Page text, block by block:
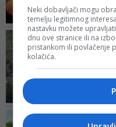
Neki dobavljači mogu
temelju legitimnog
nastavku možete
dnu ove stranice ili na
pristankom ili povlačenje
kolačića.